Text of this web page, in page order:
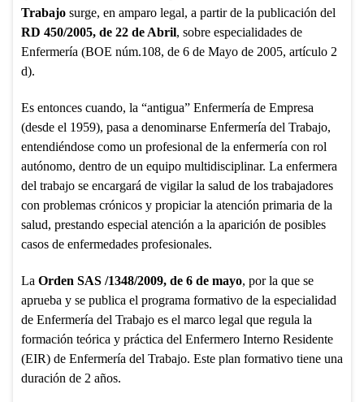
Trabajosurge, en amparo legal, a partir de la publicación del
RD 450/2005, de 22 de Abril, sobre especialidades de
Enfermería (BOE núm.108, de 6 de Mayo de 2005, artículo 2
d).
Es entonces cuando, la “antigua” Enfermería de Empresa
(desde el 1959), pasa a denominarse Enfermería del Trabajo,
entendiéndose como un profesional de la enfermería con rol
autónomo, dentro de un equipo multidisciplinar. La enfermera
del trabajo se encargará de vigilar la salud de los trabajadores
con problemas crónicos y propiciar la atención primaria de la
salud, prestando especial atención a la aparición de posibles
casos de enfermedades profesionales.
La Orden SAS /1348/2009, de 6 de mayo, por la que se
aprueba y se publica el programa formativo de la especialidad
de Enfermería del Trabajo es el marco legal que regula la
formación teórica y práctica del Enfermero Interno Residente
(EIR) de Enfermería del Trabajo. Este plan formativo tiene una
duración de 2 años.